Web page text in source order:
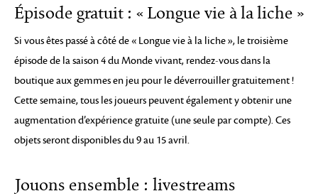
Épisode gratuit : « Longue vie à la liche »
Si vous êtes passé à côté de « Longue vie à la liche », le troisième
épisode de la saison 4 du Monde vivant, rendez-vous dans la
boutique aux gemmes en jeu pour le déverrouiller gratuitement !
Cette semaine, tous les joueurs peuvent également y obtenir une
augmentation d’expérience gratuite (une seule par compte). Ces
objets seront disponibles du 9 au 15 avril.
Jouons ensemble : livestreams